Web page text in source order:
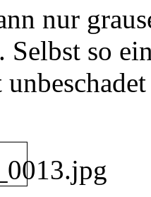
nur
Selbst so